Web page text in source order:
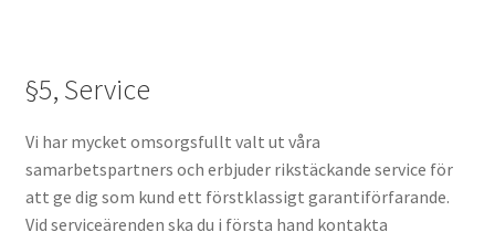
§5, Service
Vi har mycket omsorgsfullt valt ut våra
samarbetspartners och erbjuder rikstäckande service för
att ge dig som kund ett förstklassigt garantiförfarande.
Vid serviceärenden ska du i första hand kontakta